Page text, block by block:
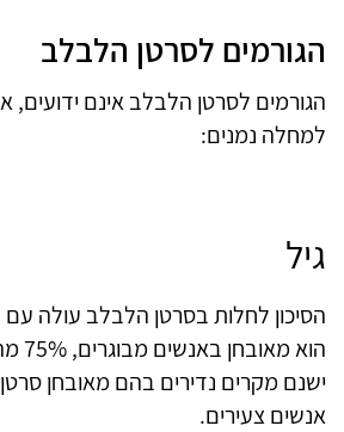
הגורמים לסרטן הלבלב
הגורמים לסרטן הלבלב אינם ידועים,
למחלה נמנים:
גיל
הסיכון לחלות בסרטן הלבלב עולה
ישנם מקרים נדירים בהם מאובחן
אנשים צעירים.